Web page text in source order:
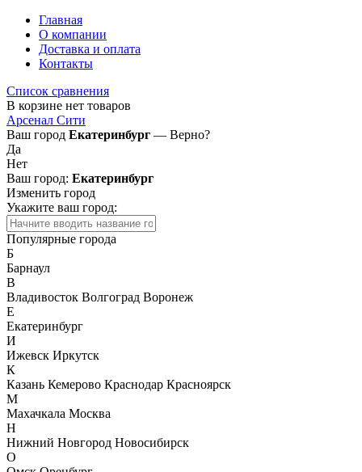
Главная
О компании
Доставка и оплата
Контакты
Список сравнения
В корзине нет товаров
Арсенал Сити
Ваш город Екатеринбург — Верно?
Да
Нет
Ваш город: Екатеринбург
Изменить город
Укажите ваш город:
Популярные города
Б
Барнаул
В
Владивосток Волгоград Воронеж
Е
Екатеринбург
И
Ижевск Иркутск
К
Казань Кемерово Краснодар Красноярск
М
Махачкала Москва
Н
Нижний Новгород Новосибирск
О